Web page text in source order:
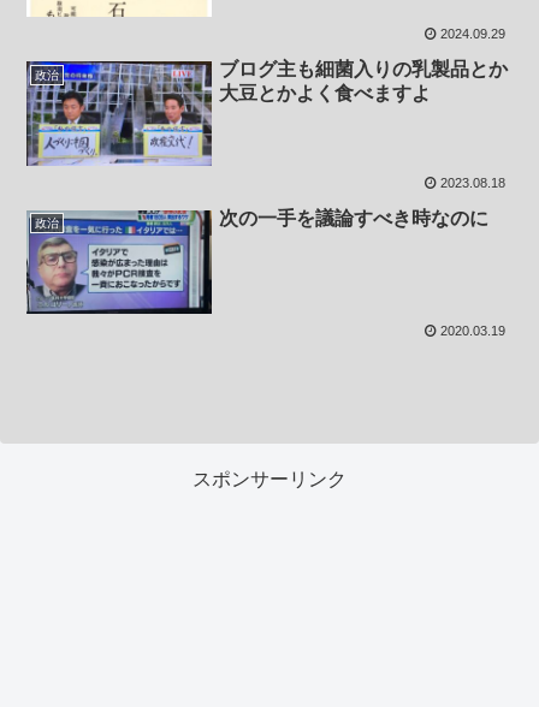
2024.09.29
政治
ブログ主も細菌入りの乳製品とか
大豆とかよく食べますよ
2023.08.18
政治 次の一手を議論すべき時なのに
2020.03.19
スポンサーリンク